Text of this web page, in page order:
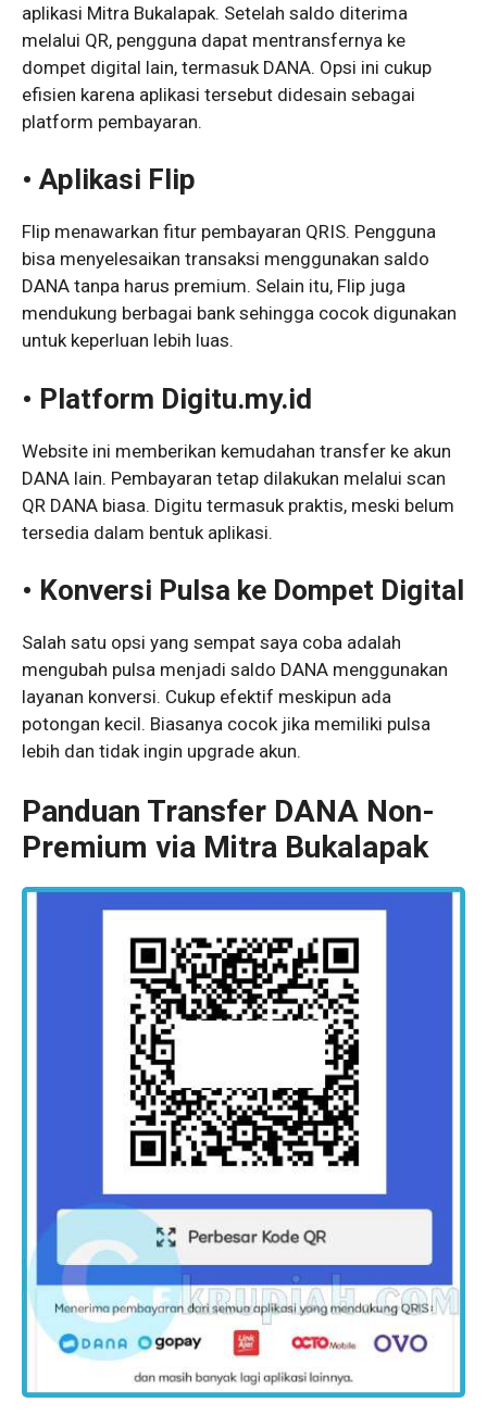
aplikasi Mitra Bukalapak. Setelah saldo diterima
melalui QR, pengguna dapat mentransfernya ke
dompet digital lain, termasuk DANA. Opsi ini cukup
efisien karena aplikasi tersebut didesain sebagai
platform pembayaran.
• Aplikasi Flip
Flip menawarkan fitur pembayaran QRIS. Pengguna
bisa menyelesaikan transaksi menggunakan saldo
DANA tanpa harus premium. Selain itu, Flip juga
mendukung berbagai bank sehingga cocok digunakan
untuk keperluan lebih luas.
• Platform Digitu.my.id
Website ini memberikan kemudahan transfer ke akun
DANA lain. Pembayaran tetap dilakukan melalui scan
QR DANA biasa. Digitu termasuk praktis, meski belum
tersedia dalam bentuk aplikasi.
• Konversi Pulsa ke Dompet Digital
Salah satu opsi yang sempat saya coba adalah
mengubah pulsa menjadi saldo DANA menggunakan
layanan konversi. Cukup efektif meskipun ada
potongan kecil. Biasanya cocok jika memiliki pulsa
lebih dan tidak ingin upgrade akun.
Panduan Transfer DANA Non-
Premium via Mitra Bukalapak